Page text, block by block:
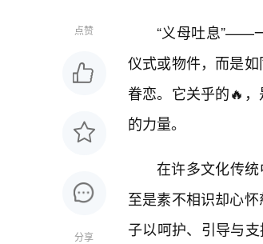
点赞
分享
“义母吐息”——
仪式或物件，而是
眷恋。它关乎的🔥
的力量。
在许多文化传
至是素不相识却心
子以呵护、引导与